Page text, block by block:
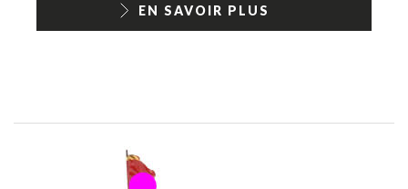
EN SAVOIR PLUS